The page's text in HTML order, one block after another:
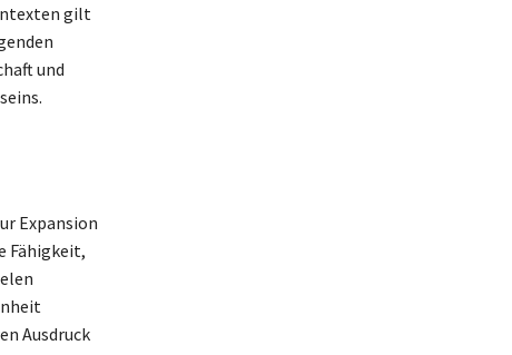
gilt
und
Expansion
Fähigkeit,
Ausdruck